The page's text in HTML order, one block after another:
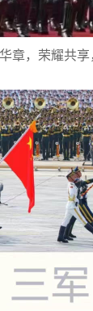
，荣耀共